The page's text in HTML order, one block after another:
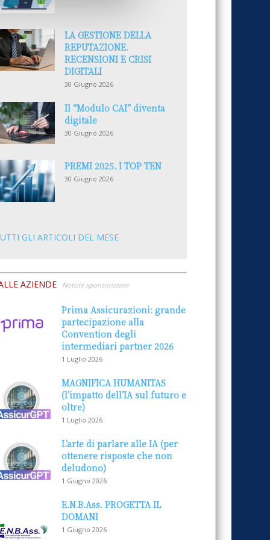
LA GESTIONE DELLA
REPUTAZIONE.
RECENSIONI E CRISI
DIGITALI
30 Giugno 2026
Il “Modulo CAI” diventa
digitale
30 Giugno 2026
PREMI 2025. I TOP TEN
30 Giugno 2026
GLI ARTICOLI DEL MESE
AZIENDE Notizie sponsorizzate
Prima Assicurazioni: grande
partecipazione alla
Convention degli
intermediari partner 2026
1 Luglio 2026
MAGNIFICA HUMANITAS
(l’impatto dell’IA sul futuro e
oltre)
1 Luglio 2026
L’arte di parlare alle IA (per
ottenere risposte che non
deludono)
1 Giugno 2026
E.N.B.Ass. PROGETTA IL
DOMANI
1 Giugno 2026